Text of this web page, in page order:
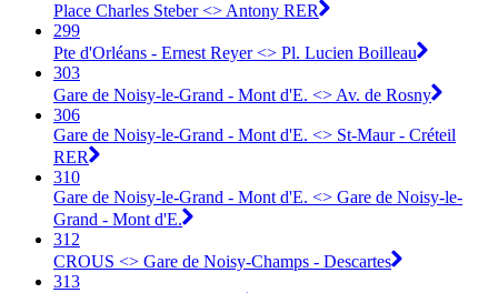
Place Charles Steber <> Antony RER
299
Pte d'Orléans - Ernest Reyer <> Pl. Lucien Boilleau
303
Gare de Noisy-le-Grand - Mont d'E. <> Av. de Rosny
306
Gare de Noisy-le-Grand - Mont d'E. <> St-Maur - Créteil
RER
310
Gare de Noisy-le-Grand - Mont d'E. <> Gare de Noisy-le-
Grand - Mont d'E.
312
CROUS <> Gare de Noisy-Champs - Descartes
313